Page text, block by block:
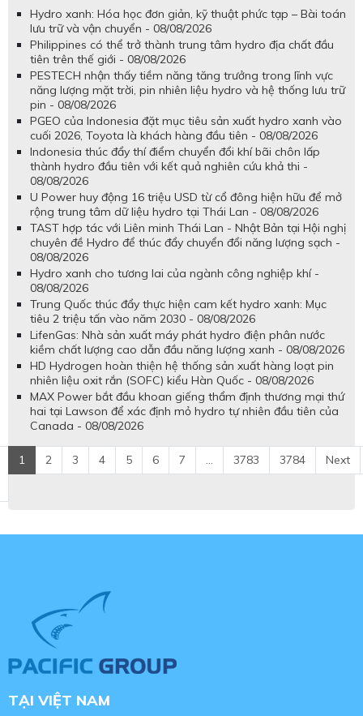
Hydro xanh: Hóa học đơn giản, kỹ thuật phức tạp – Bài toán
lưu trữ và vận chuyển - 08/08/2026
Philippines có thể trở thành trung tâm hydro địa chất đầu
tiên trên thế giới - 08/08/2026
PESTECH nhận thấy tiềm năng tăng trưởng trong lĩnh vực
năng lượng mặt trời, pin nhiên liệu hydro và hệ thống lưu trữ
pin - 08/08/2026
PGEO của Indonesia đặt mục tiêu sản xuất hydro xanh vào
cuối 2026, Toyota là khách hàng đầu tiên - 08/08/2026
Indonesia thúc đẩy thí điểm chuyển đổi khí bãi chôn lấp
thành hydro đầu tiên với kết quả nghiên cứu khả thi -
08/08/2026
U Power huy động 16 triệu USD từ cổ đông hiện hữu để mở
rộng trung tâm dữ liệu hydro tại Thái Lan - 08/08/2026
TAST hợp tác với Liên minh Thái Lan - Nhật Bản tại Hội nghị
chuyên đề Hydro để thúc đẩy chuyển đổi năng lượng sạch -
08/08/2026
Hydro xanh cho tương lai của ngành công nghiệp khí -
08/08/2026
Trung Quốc thúc đẩy thực hiện cam kết hydro xanh: Mục
tiêu 2 triệu tấn vào năm 2030 - 08/08/2026
LifenGas: Nhà sản xuất máy phát hydro điện phân nước
kiềm chất lượng cao dẫn đầu năng lượng xanh - 08/08/2026
HD Hydrogen hoàn thiện hệ thống sản xuất hàng loạt pin
nhiên liệu oxit rắn (SOFC) kiểu Hàn Quốc - 08/08/2026
MAX Power bắt đầu khoan giếng thẩm định thương mại thứ
hai tại Lawson để xác định mỏ hydro tự nhiên đầu tiên của
Canada - 08/08/2026
1 2 3 4 5 6 7 ... 3783 3784 Next
TẠI VIỆT NAM